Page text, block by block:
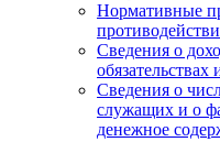
Нормативные
Сведения о
Сведения о
служащих и о
денежное